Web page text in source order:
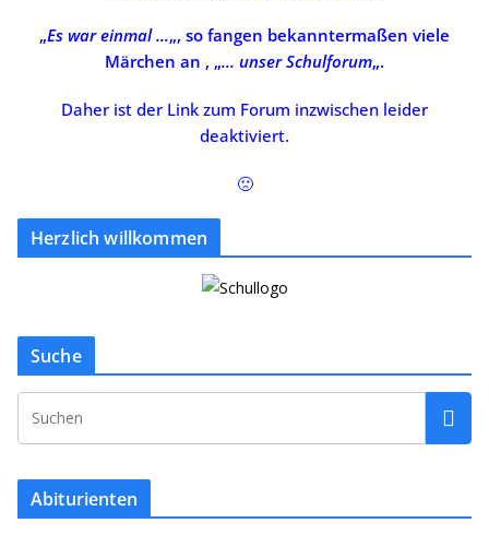
„Es war einmal …„, so fangen bekanntermaßen viele
Märchen an , „… unser Schulforum„.
Daher ist der Link zum Forum inzwischen leider
deaktiviert.
🙁
Herzlich willkommen
Suche
Abiturienten